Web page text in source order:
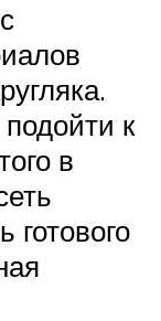
к
в
готового